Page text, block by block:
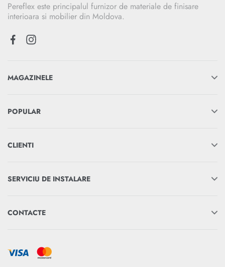
Pereflex este principalul furnizor de materiale de finisare
interioara si mobilier din Moldova.
MAGAZINELE
POPULAR
CLIENTI
SERVICIU DE INSTALARE
CONTACTE